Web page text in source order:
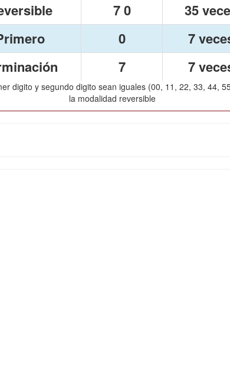
7 0
35
0
7
7 7
digito y segundo digito sean iguales (00, 11, 22, 33, 44,
la modalidad reversible